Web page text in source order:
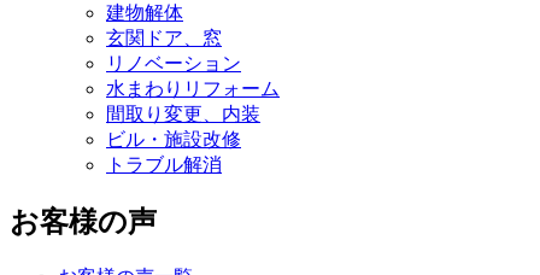
建物解体
玄関ドア、窓
リノベーション
水まわりリフォーム
間取り変更、内装
ビル・施設改修
トラブル解消
お客様の声